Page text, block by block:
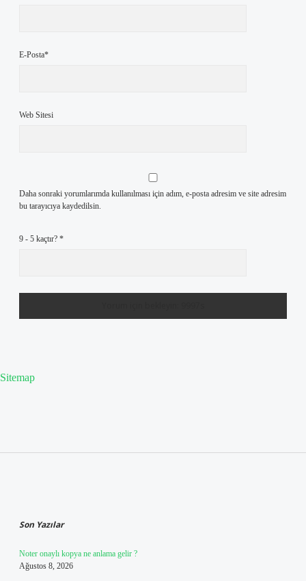
E-Posta*
Web Sitesi
Daha sonraki yorumlarımda kullanılması için adım, e-posta adresim ve site adresim
bu tarayıcıya kaydedilsin.
9 - 5 kaçtır? *
Sitemap
Son Yazılar
Noter onaylı kopya ne anlama gelir ?
Ağustos 8, 2026